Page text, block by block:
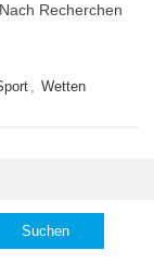
Recherchen
, Wetten